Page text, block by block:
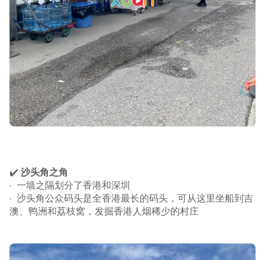
✔️ 沙头角之角
· 一墙之隔划分了香港和深圳
· 沙头角公众码头是全香港最长的码头，可从这里坐船到吉
澳、鸭洲和荔枝窝，发掘香港人烟稀少的村庄